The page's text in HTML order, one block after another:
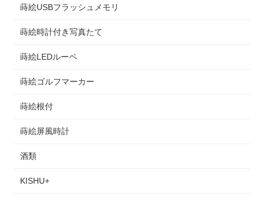
蒔絵USBフラッシュメモリ
蒔絵時計付き写真たて
蒔絵LEDルーペ
蒔絵ゴルフマーカー
蒔絵根付
蒔絵屏風時計
酒類
KISHU+